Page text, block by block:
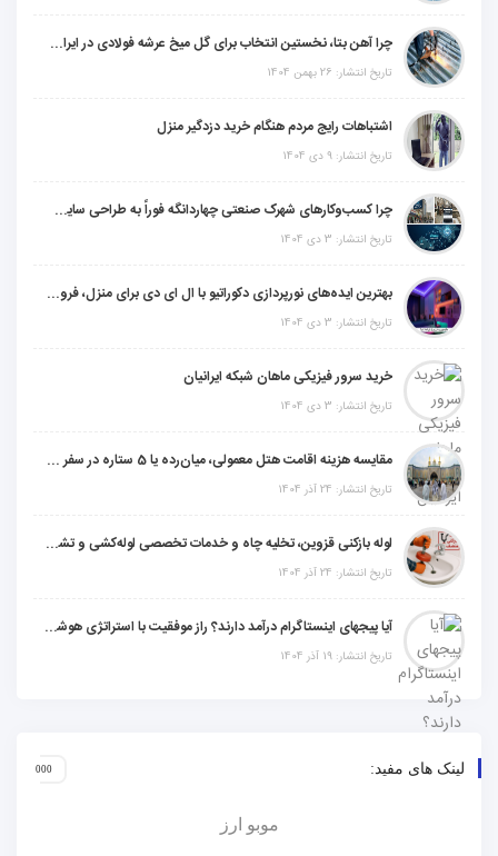
چرا آهن بتا، نخستین انتخاب برای گل میخ عرشه فولادی در ایران است؟
تاریخ انتشار: 26 بهمن 1404
اشتباهات رایج مردم هنگام خرید دزدگیر منزل
تاریخ انتشار: 9 دی 1404
چرا کسب‌وکارهای شهرک صنعتی چهاردانگه فوراً به طراحی سایت نیاز دارند؟
تاریخ انتشار: 3 دی 1404
بهترین ایده‌های نورپردازی دکوراتیو با ال ای دی برای منزل، فروشگاه و دفتر کار
تاریخ انتشار: 3 دی 1404
خرید سرور فیزیکی ماهان شبکه ایرانیان
تاریخ انتشار: 3 دی 1404
مقایسه هزینه اقامت هتل معمولی، میان‌رده یا 5 ستاره در سفر زیارتی عراق
تاریخ انتشار: 24 آذر 1404
لوله بازکنی قزوین، تخلیه چاه و خدمات تخصصی لوله‌کشی و تشخیص ترکیدگی
تاریخ انتشار: 24 آذر 1404
آیا پیجهای اینستاگرام درآمد دارند؟ راز موفقیت با استراتژی هوشمندانه
تاریخ انتشار: 19 آذر 1404
لینک های مفید:
موبو ارز